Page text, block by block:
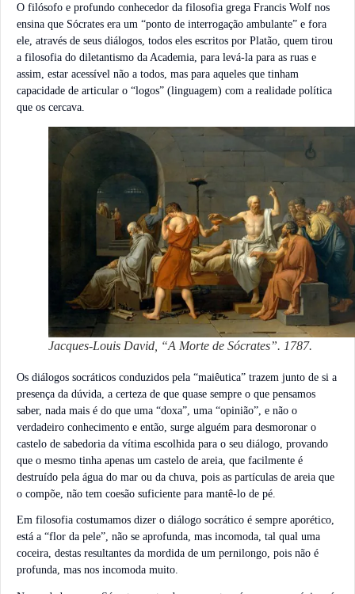
O filósofo e profundo conhecedor da filosofia grega Francis Wolf nos
ensina que Sócrates era um “ponto de interrogação ambulante” e fora
ele, através de seus diálogos, todos eles escritos por Platão, quem tirou
a filosofia do diletantismo da Academia, para levá-la para as ruas e
assim, estar acessível não a todos, mas para aqueles que tinham
capacidade de articular o “logos” (linguagem) com a realidade política
que os cercava.
Jacques-Louis David, “A Morte de Sócrates”. 1787.
Os diálogos socráticos conduzidos pela “maiêutica” trazem junto de si a
presença da dúvida, a certeza de que quase sempre o que pensamos
saber, nada mais é do que uma “doxa”, uma “opinião”, e não o
verdadeiro conhecimento e então, surge alguém para desmoronar o
castelo de sabedoria da vítima escolhida para o seu diálogo, provando
que o mesmo tinha apenas um castelo de areia, que facilmente é
destruído pela água do mar ou da chuva, pois as partículas de areia que
o compõe, não tem coesão suficiente para mantê-lo de pé.
Em filosofia costumamos dizer o diálogo socrático é sempre aporético,
está a “flor da pele”, não se aprofunda, mas incomoda, tal qual uma
coceira, destas resultantes da mordida de um pernilongo, pois não é
profunda, mas nos incomoda muito.